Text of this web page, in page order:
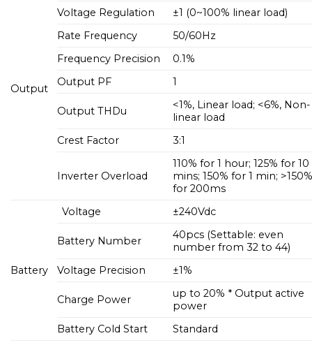
Output
Voltage Regulation
±1 (0~100% linear load)
Rate Frequency
50/60Hz
Frequency Precision
0.1%
Output PF
1
Output THDu
<1%, Linear load; <6%, Non-
linear load
Crest Factor
3:1
Inverter Overload
110% for 1 hour; 125% for 10
mins; 150% for 1 min;
for 200ms
Battery
Voltage ±240Vdc
Battery Number
40pcs (Settable: even
number from 32 to 44)
Voltage Precision
±1%
Charge Power
up to 20% * Output active
power
Battery Cold Start
Standard